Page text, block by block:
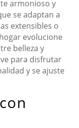
armonioso y
se adaptan a
extensibles o
evolucione
belleza y
para disfrutar
y se ajuste